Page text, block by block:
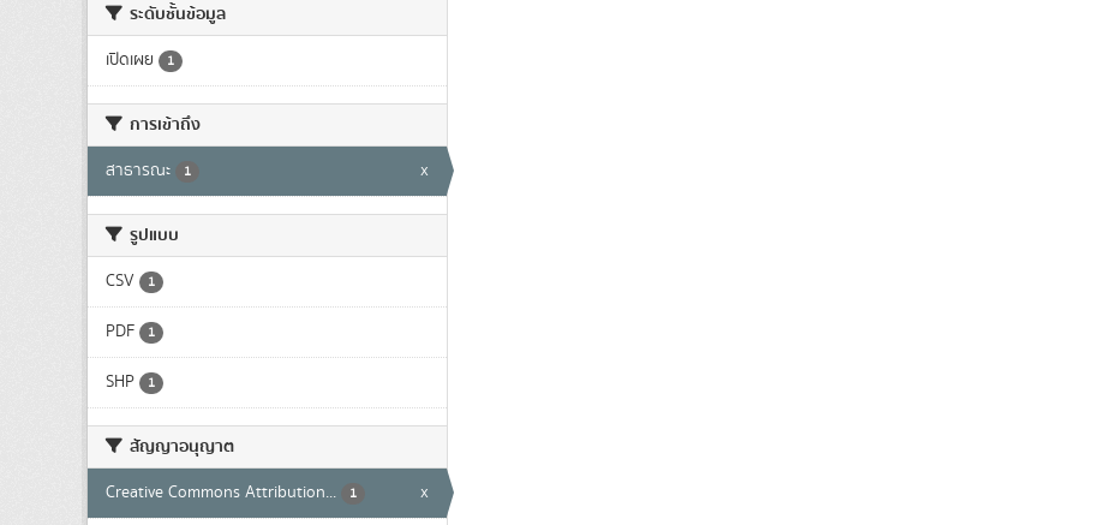
ระดับชั้นข้อมูล
เปิดเผย 1
การเข้าถึง
สาธารณะ 1 x
รูปแบบ
CSV 1
PDF 1
SHP 1
สัญญาอนุญาต
Creative Commons Attribution... 1 x